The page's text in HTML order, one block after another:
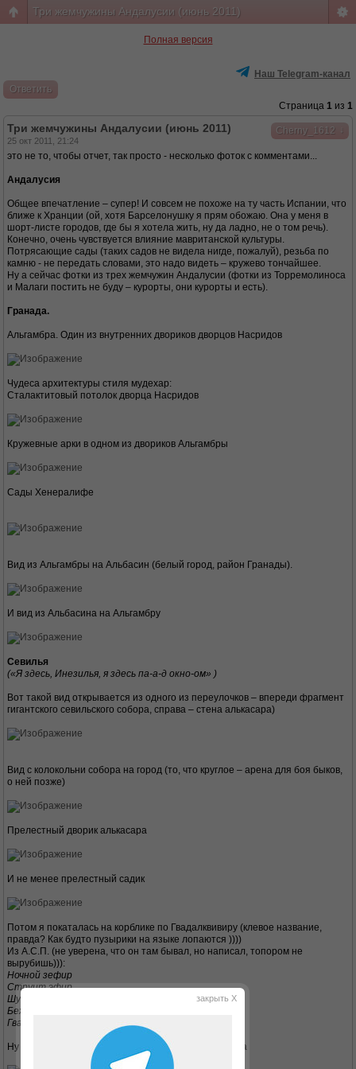
Три жемчужины Андалусии (июнь 2011)
Полная версия
Наш Telegram-канал
Ответить
Страница 1 из 1
Cherny_1612
Три жемчужины Андалусии (июнь 2011)
25 окт 2011, 21:24
это не то, чтобы отчет, так просто - несколько фоток с комментами...
Андалусия
Общее впечатление – супер! И совсем не похоже на ту часть Испании, что
ближе к Хранции (ой, хотя Барселонушку я прям обожаю. Она у меня в
шорт-листе городов, где бы я хотела жить, ну да ладно, не о том речь).
Конечно, очень чувствуется влияние мавританской культуры.
Потрясающие сады (таких садов не видела нигде, пожалуй), резьба по
камню - не передать словами, это надо видеть – кружево тончайшее.
Ну а сейчас фотки из трех жемчужин Андалусии (фотки из Торремолиноса
и Малаги постить не буду – курорты, они курорты и есть).
Гранада.
Альгамбра. Один из внутренних двориков дворцов Насридов
Чудеса архитектуры стиля мудехар:
Сталактитовый потолок дворца Насридов
Кружевные арки в одном из двориков Альгамбры
Сады Хенералифе
Вид из Альгамбры на Альбасин (белый город, район Гранады).
И вид из Альбасина на Альгамбру
Севилья
(«Я здесь, Инезилья, я здесь па-а-д окно-ом» )
Вот такой вид открывается из одного из переулочков – впереди фрагмент
гигантского севильского собора, справа – стена алькасара)
Вид с колокольни собора на город (то, что круглое – арена для боя быков,
о ней позже)
Прелестный дворик алькасара
И не менее прелестный садик
Потом я покаталась на корблике по Гвадалквивиру (клевое название,
правда? Как будто пузырики на языке лопаются ))))
Из А.С.П. (не уверена, что он там бывал, но написал, топором не
вырубишь))):
Ночной зефир
Струит эфир.
Шумит,
Бежит
Гвадалквивир.
Ну и несколько зарисовок со стороны Гвадалквивира
закрыть X